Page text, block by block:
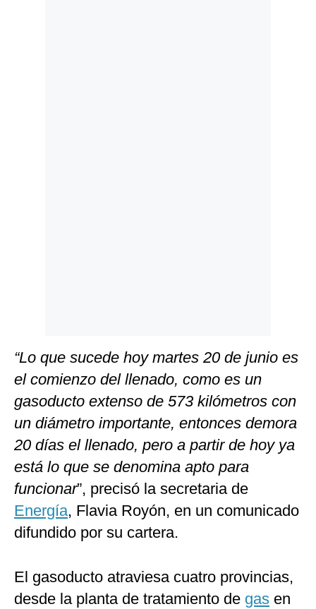
“Lo que sucede hoy martes 20 de junio es
el comienzo del llenado, como es un
gasoducto extenso de 573 kilómetros con
un diámetro importante, entonces demora
20 días el llenado, pero a partir de hoy ya
está lo que se denomina apto para
funcionar”, precisó la secretaria de
Energía, Flavia Royón, en un comunicado
difundido por su cartera.
El gasoducto atraviesa cuatro provincias,
desde la planta de tratamiento de gas en